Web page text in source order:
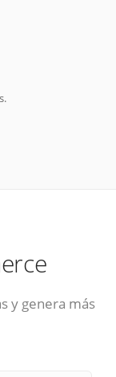
y genera más